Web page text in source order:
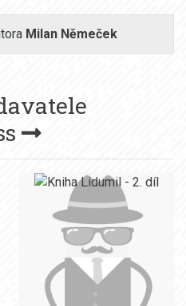
Milan Němeček